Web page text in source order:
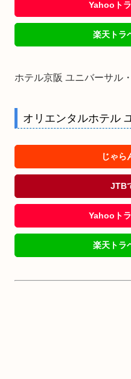
Yahooト
楽天トラ
ホテル京阪 ユニバーサル
オリエンタルホテル
じゃら
JTB
Yahooト
楽天トラ